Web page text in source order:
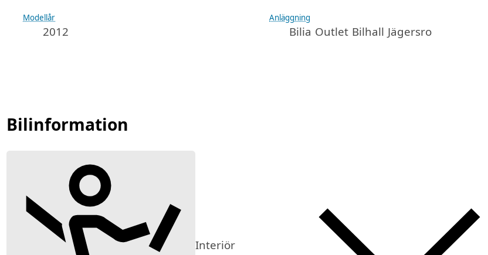
Modellår
2012
Anläggning
Bilia Outlet Bilhall Jägersro
Bilinformation
Interiör